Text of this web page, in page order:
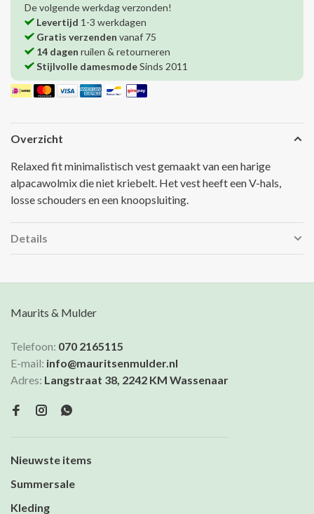
De volgende werkdag verzonden!
Levertijd 1-3 werkdagen
Gratis verzenden vanaf 75
14 dagen ruilen & retourneren
Stijlvolle damesmodeSinds 2011
Overzicht
Relaxed fit minimalistisch vest gemaakt van een harige
alpacawolmix die niet kriebelt. Het vest heeft een V-hals,
losse schouders en een knoopsluiting.
Details
Maurits & Mulder
Telefoon: 070 2165115
E-mail: info@mauritsenmulder.nl
Adres: Langstraat 38, 2242 KM Wassenaar
Nieuwste items
Summersale
Kleding